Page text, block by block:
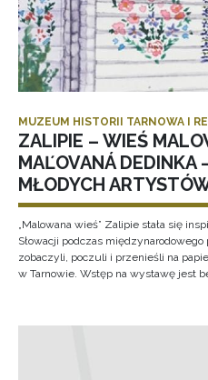
MUZEUM HISTORII TARNOWA I
ZALIPIE – WIEŚ
MAĽOVANÁ DEDINKA
MŁODYCH
„Malowana wieś” Zalipie stała się
Słowacji podczas
zobaczyli, poczuli i przenieśli na
w Tarnowie. Wstęp na wystawę jest